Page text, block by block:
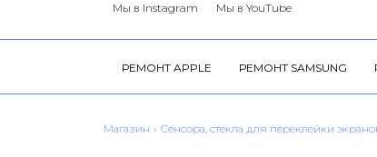
Мы в Instagram Мы в YouTube
РЕМОНТ APPLE РЕМОНТ SAMSUNG
Магазин › Сенсора, стекла для переклейки